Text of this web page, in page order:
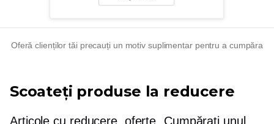
Oferă clienților tăi precauți un motiv suplimentar pentru a cumpăra
Scoateți produse la reducere
Articole cu reducere, oferte „Cumpărați unul,